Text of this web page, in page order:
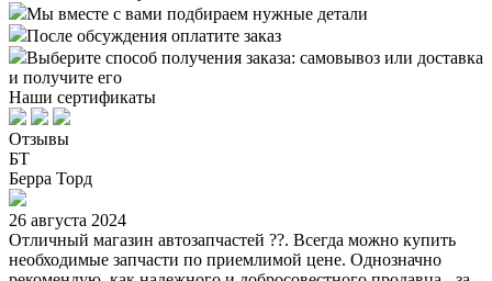
Мы вместе с вами подбираем нужные детали
После обсуждения оплатите заказ
Выберите способ получения заказа: самовывоз или доставка
и получите его
Наши сертификаты
Отзывы
БТ
Берра Торд
26 августа 2024
Отличный магазин автозапчастей ??. Всегда можно купить
необходимые запчасти по приемлимой цене. Однозначно